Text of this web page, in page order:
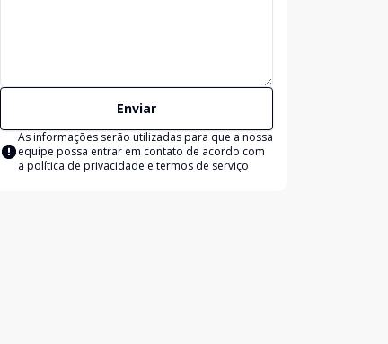
Enviar
As informações serão utilizadas para que a nossa
equipe possa entrar em contato de acordo com
a política de privacidade e termos de serviço